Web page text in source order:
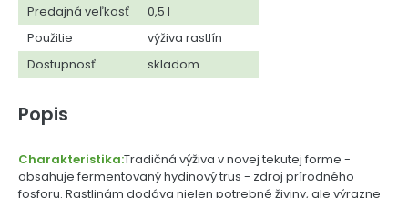
Predajná veľkosť
0,5 l
Použitie
výživa rastlín
Dostupnosť
skladom
Popis
Charakteristika:Tradičná výživa v novej tekutej forme -
obsahuje fermentovaný hydinový trus - zdroj prírodného
fosforu. Rastlinám dodáva nielen potrebné živiny, ale výrazne